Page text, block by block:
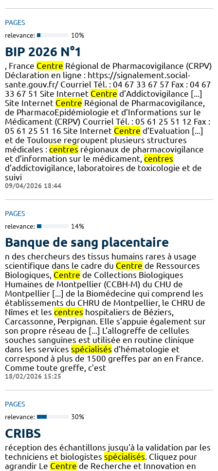
PAGES
relevance: 10%
BIP 2026 N°1
, France Centre Régional de Pharmacovigilance (CRPV)
Déclaration en ligne : https://signalement.social-
sante.gouv.fr/ Courriel Tél. : 04 67 33 67 57 Fax : 04 67
33 67 51 Site Internet Centre d’Addictovigilance [...]
Site Internet Centre Régional de Pharmacovigilance,
de PharmacoEpidémiologie et d’Informations sur le
Médicament (CRPV) Courriel Tél. : 05 61 25 51 12 Fax :
05 61 25 51 16 Site Internet Centre d’Evaluation [...]
et de Toulouse regroupent plusieurs structures
médicales : centres régionaux de pharmacovigilance
et d’information sur le médicament, centres
d’addictovigilance, laboratoires de toxicologie et de
suivi
09/04/2026 18:44
PAGES
relevance: 14%
Banque de sang placentaire
n des chercheurs des tissus humains rares à usage
scientifique dans le cadre du Centre de Ressources
Biologiques, Centre de Collections Biologiques
Humaines de Montpellier (CCBH-M) du CHU de
Montpellier [...] de la Biomédecine qui comprend les
établissements du CHRU de Montpellier, le CHRU de
Nîmes et les centres hospitaliers de Béziers,
Carcassonne, Perpignan. Elle s’appuie également sur
son propre réseau de [...] L’allogreffe de cellules
souches sanguines est utilisée en routine clinique
dans les services spécialisés d’hématologie et
correspond à plus de 1500 greffes par an en France.
Comme toute greffe, c’est
18/02/2026 15:25
PAGES
relevance: 30%
CRIBS
réception des échantillons jusqu'à la validation par les
techniciens et biologistes spécialisés. Cliquez pour
agrandir Le Centre de Recherche et Innovation en